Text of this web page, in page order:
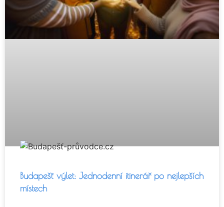
Budapešť výlet: Jednodenní itinerář po nejlepších
místech